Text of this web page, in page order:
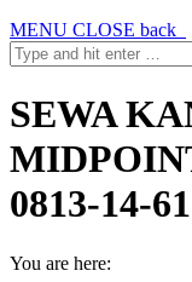
MENU CLOSE back
SEWA
0813-14-
You are here: